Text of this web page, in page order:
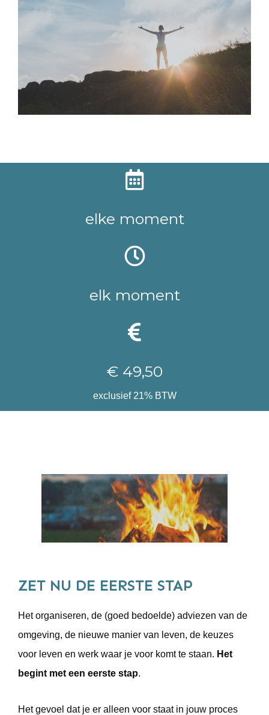
elke moment
elk moment
€ 49,50
exclusief 21% BTW
ZET NU DE EERSTE STAP
Het organiseren, de (goed bedoelde) adviezen van de
omgeving, de nieuwe manier van leven, de keuzes
voor leven en werk waar je voor komt te staan. Het
begint met een eerste stap.
Het gevoel dat je er alleen voor staat in jouw proces